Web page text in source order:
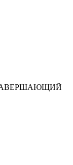
ЗАВЕРШАЮЩИЙ